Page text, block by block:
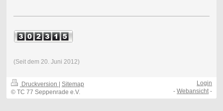
(Seit dem 20. Juni 2012)
Druckversion
Sitemap
© TC 77 Seppenrade e.V.
Login
-Webansicht-